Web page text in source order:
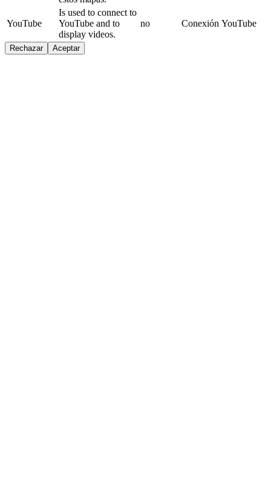
YouTube
Is used to connect to
YouTube and to
display videos.
no Conexión YouTube
Rechazar Aceptar